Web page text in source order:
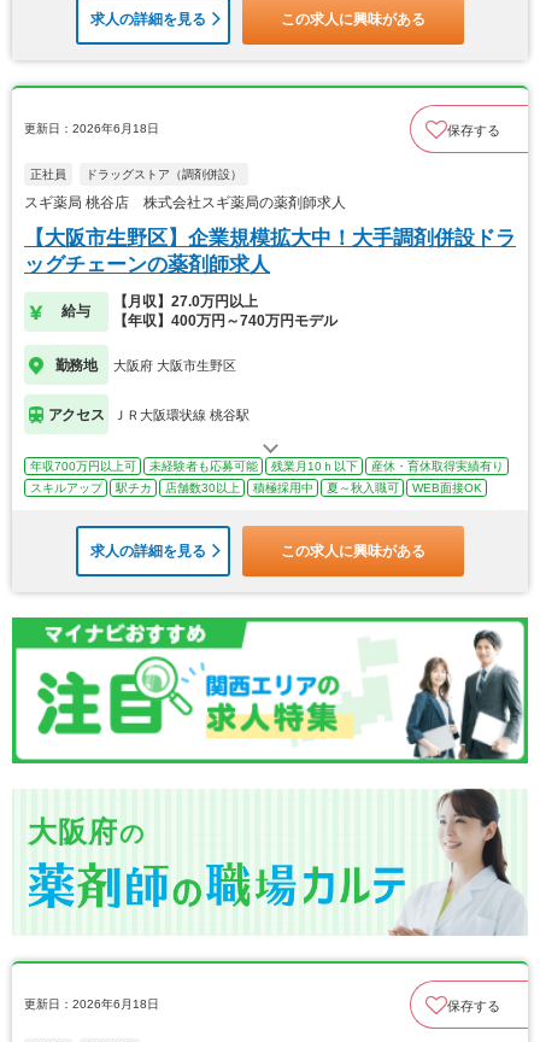
求人の詳細を見る この求人に興味がある
更新日：2026年6月18日 保存する
正社員 ドラッグストア（調剤併設）
スギ薬局 桃谷店 株式会社スギ薬局の薬剤師求人
【大阪市生野区】企業規模拡大中！大手調剤併設ドラ
ッグチェーンの薬剤師求人
給与
【月収】27.0万円以上
【年収】400万円～740万円モデル
勤務地 大阪府 大阪市生野区
アクセス ＪＲ大阪環状線 桃谷駅
年収700万円以上可 未経験者も応募可能 残業月10ｈ以下
産休・育休取得実績有り
スキルアップ
駅チカ 店舗数30以上 積極採用中 夏～秋入職可 WEB面接OK
求人の詳細を見る この求人に興味がある
大阪府の
更新日：2026年6月18日 保存する